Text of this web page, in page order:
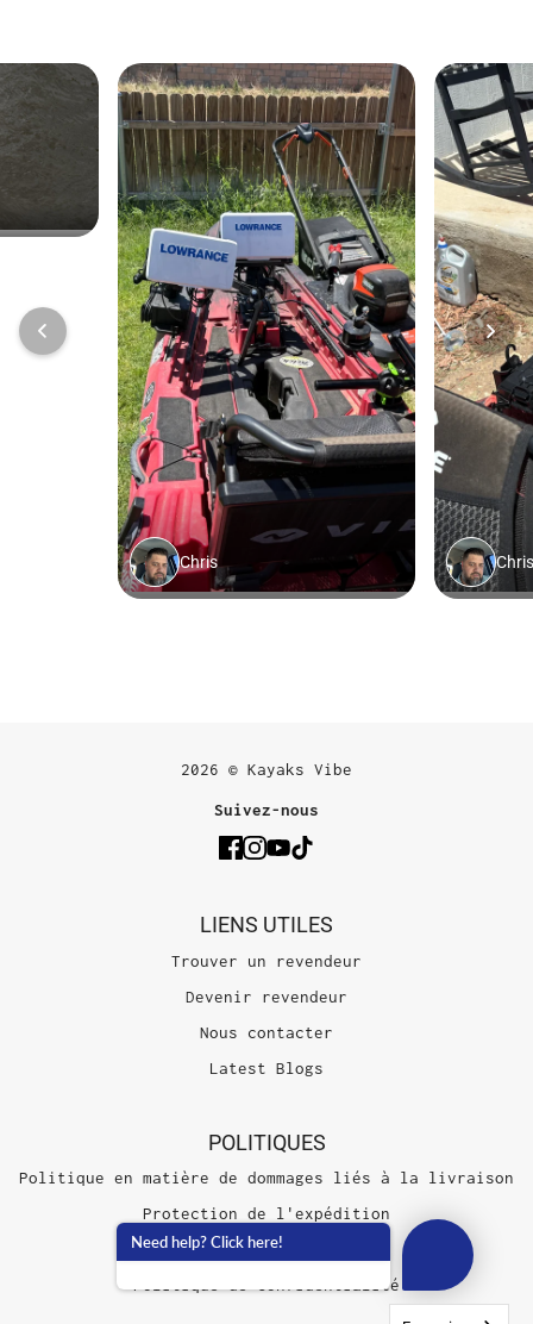
2026 © Kayaks Vibe
Suivez-nous
LIENS UTILES
Trouver un revendeur
Devenir revendeur
Nous contacter
Latest Blogs
POLITIQUES
Politique en matière de dommages liés à la livraison
Protection de l'expédition
Conditions d'utilisation
Politique de confidentialité
Need help? Click here!